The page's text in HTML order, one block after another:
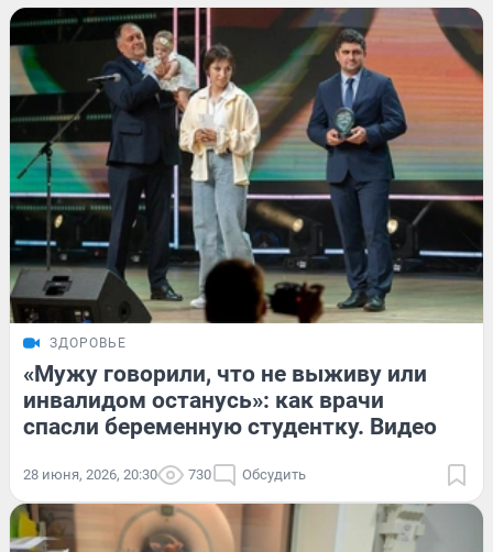
ЗДОРОВЬЕ
«Мужу говорили, что не выживу или
инвалидом останусь»: как врачи
спасли беременную студентку. Видео
28 июня, 2026, 20:30 730 Обсудить